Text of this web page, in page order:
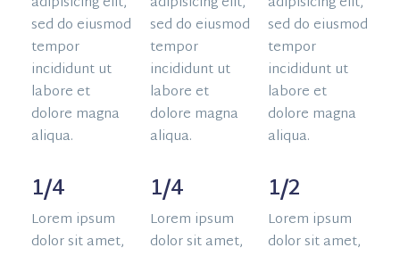
sed do eiusmod
tempor
incididunt ut
labore et
dolore magna
aliqua.
sed do eiusmod
tempor
incididunt ut
labore et
dolore magna
aliqua.
sed do eiusmod
tempor
incididunt ut
labore et
dolore magna
aliqua.
1/4
Lorem ipsum
dolor sit amet,
1/4
Lorem ipsum
dolor sit amet,
1/2
Lorem ipsum
dolor sit amet,